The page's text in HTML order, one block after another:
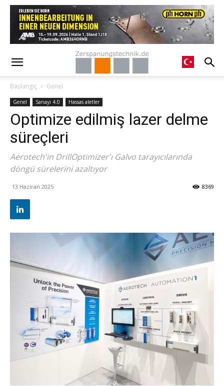
Başlangıç Genel
Genel Sanayi 4.0 Hassas aletler
Optimize edilmiş lazer delme
süreçleri
Aerotech'in DrillOptimizer'ı Galvo tarayıcılarında
döngü sürelerini azaltıyor
13 Haziran 2025 8369